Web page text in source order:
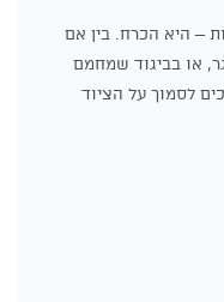
– היא הכרח. בין אם
או בביגוד שמחמם
לסמוך על הציוד